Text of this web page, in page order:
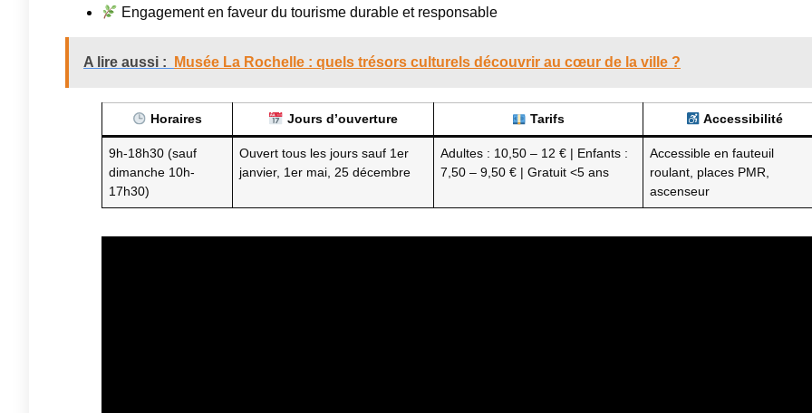
Engagement en faveur du tourisme durable et responsable
A lire aussi : Musée La Rochelle : quels trésors culturels découvrir au cœur de la ville ?
Horaires Jours d’ouverture Tarifs Accessibilité
9h-18h30 (sauf
dimanche 10h-
17h30)
Ouvert tous les jours sauf 1er
janvier, 1er mai, 25 décembre
Adultes : 10,50 – 12 € | Enfants :
7,50 – 9,50 € | Gratuit <5 ans
Accessible en fauteuil
roulant, places PMR,
ascenseur